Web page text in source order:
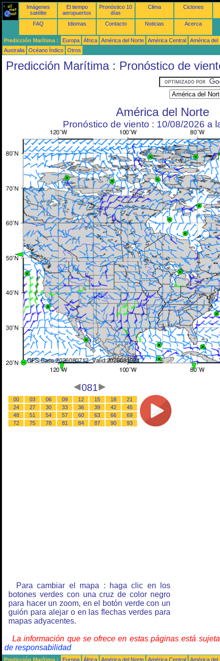
Imágenes
satélite
El tiempo
aeropuertos
Pronóstico 10
días
Clima Ciclones
FAQ Idiomas Contacto Noticias Acerca
Predicción Marítima : Europa África América del Norte América Central
América del
Australia
Océano Índico Otros
Predicción Marítima : Pronóstico de
América del Norte
Pronóstico de viento : 10/08/2026 a
081
00 03 06 09 12 15 18
21
24
27 30 33 36 39 42
45
48
51 54 57 60 63 66
69
72
75 78 81 84 87 90 93
Para cambiar el mapa : haga clic en los
botones verdes con una cruz de color negro
para hacer un zoom, en el botón verde con un
guión para alejar o en las flechas verdes para
mapas adyacentes.
La información que se ofrece en estas páginas está
de responsabilidad
Predicción Marítima : Europa África América del Norte América Central
América del